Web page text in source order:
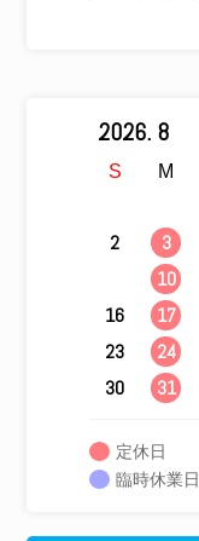
2026. 8
S M
2
3
10
16
17
23
24
30
31
定休日
臨時休業日